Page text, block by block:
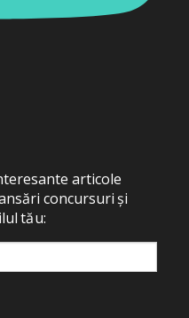
articole
concursuri și
tău: